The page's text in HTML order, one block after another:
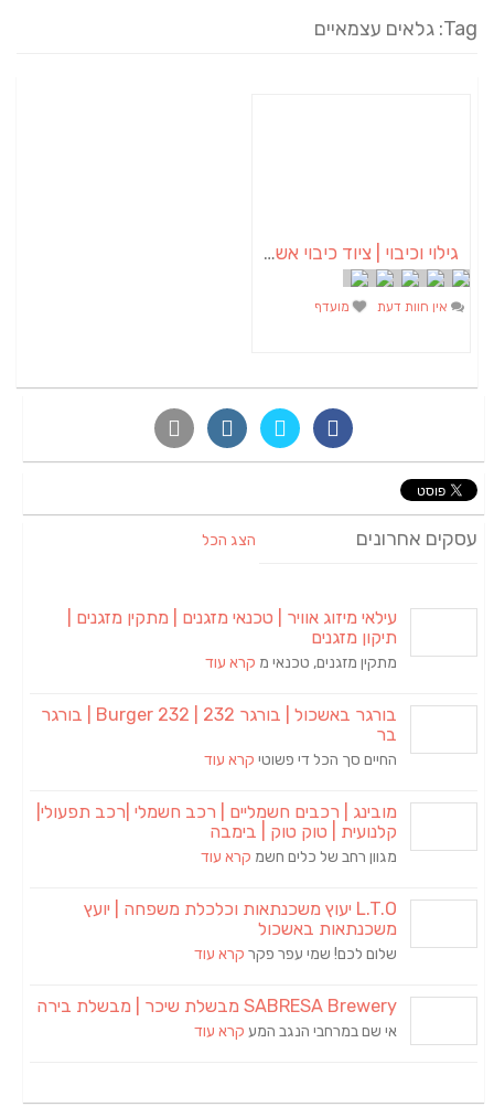
Tag: גלאים עצמאיים
גילוי וכיבוי | ציוד כיבוי אש | מערכות גילוי וכיבוי אש
אין חוות דעת מועדף
עסקים אחרונים הצג הכל
עילאי מיזוג אוויר | טכנאי מזגנים | מתקין מזגנים |
תיקון מזגנים
מתקין מזגנים, טכנאי מ קרא עוד
בורגר באשכול | בורגר 232 | Burger 232 | בורגר
בר
החיים סך הכל די פשוטי קרא עוד
מובינג | רכבים חשמליים | רכב חשמלי |רכב תפעולי|
קלנועית | טוק טוק | בימבה
מגוון רחב של כלים חשמ קרא עוד
L.T.O יעוץ משכנתאות וכלכלת משפחה | יועץ
משכנתאות באשכול
שלום לכם! שמי עפר פקר קרא עוד
SABRESA Brewery מבשלת שיכר | מבשלת בירה
אי שם במרחבי הנגב המע קרא עוד